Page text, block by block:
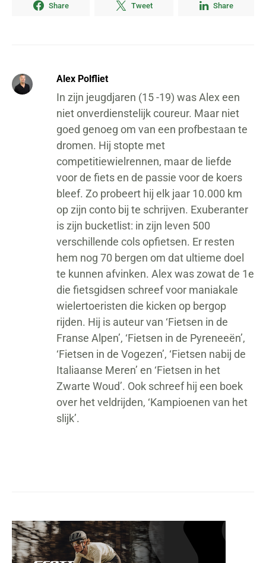
Share Tweet Share
Alex Polfliet
In zijn jeugdjaren (15 -19) was Alex een
niet onverdienstelijk coureur. Maar niet
goed genoeg om van een profbestaan te
dromen. Hij stopte met
competitiewielrennen, maar de liefde
voor de fiets en de passie voor de koers
bleef. Zo probeert hij elk jaar 10.000 km
op zijn conto bij te schrijven. Exuberanter
is zijn bucketlist: in zijn leven 500
verschillende cols opfietsen. Er resten
hem nog 70 bergen om dat ultieme doel
te kunnen afvinken. Alex was zowat de 1e
die fietsgidsen schreef voor maniakale
wielertoeristen die kicken op bergop
rijden. Hij is auteur van ‘Fietsen in de
Franse Alpen’, ‘Fietsen in de Pyreneeën’,
‘Fietsen in de Vogezen’, ‘Fietsen nabij de
Italiaanse Meren’ en ‘Fietsen in het
Zwarte Woud’. Ook schreef hij een boek
over het veldrijden, ‘Kampioenen van het
slijk’.